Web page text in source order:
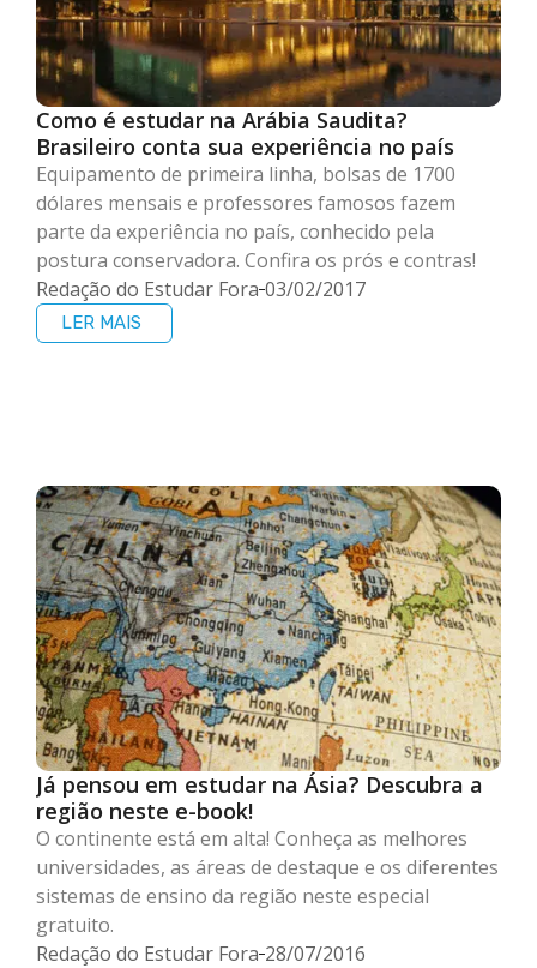
Como é estudar na Arábia Saudita?
Brasileiro conta sua experiência no país
Equipamento de primeira linha, bolsas de 1700
dólares mensais e professores famosos fazem
parte da experiência no país, conhecido pela
postura conservadora. Confira os prós e contras!
Redação do Estudar Fora 03/02/2017
LER MAIS
Já pensou em estudar na Ásia? Descubra a
região neste e-book!
O continente está em alta! Conheça as melhores
universidades, as áreas de destaque e os diferentes
sistemas de ensino da região neste especial
gratuito.
Redação do Estudar Fora 28/07/2016